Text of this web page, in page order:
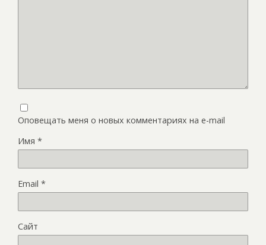
Оповещать меня о новых комментариях на e-mail
Имя *
Email *
Сайт